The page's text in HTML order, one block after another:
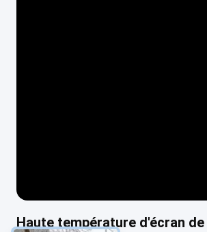
Haute température d'écran